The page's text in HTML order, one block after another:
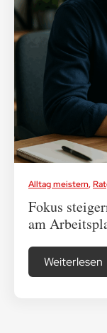
Alltag meistern,
Fokus
am
Weiterlesen